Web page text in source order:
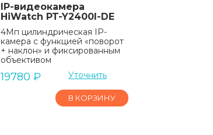
IP-видеокамера
HiWatch PT-Y2400I-DE
4Мп цилиндрическая IP-
камера с функцией «поворот
+ наклон» и фиксированным
объективом
19780 ₽ Уточнить
В КОРЗИНУ